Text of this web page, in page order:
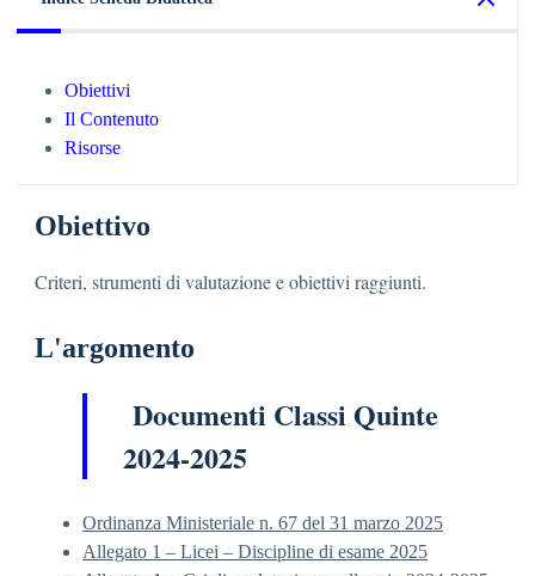
Obiettivi
Il Contenuto
Risorse
Obiettivo
Criteri, strumenti di valutazione e obiettivi raggiunti.
L'argomento
Documenti Classi Quinte
2024-2025
Ordinanza Ministeriale n. 67 del 31 marzo 2025
Allegato 1 – Licei – Discipline di esame 2025